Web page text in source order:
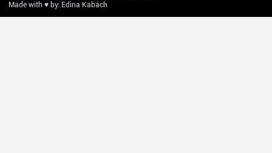
Made with ♥ by: Edina Kabách